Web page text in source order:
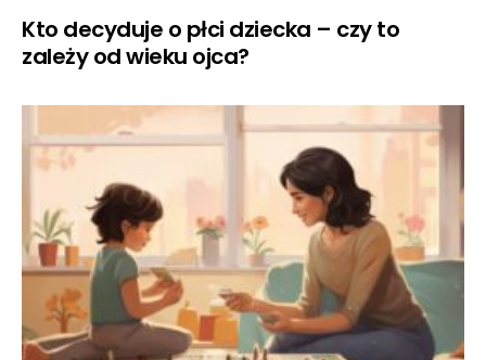
Kto decyduje o płci dziecka – czy to
zależy od wieku ojca?